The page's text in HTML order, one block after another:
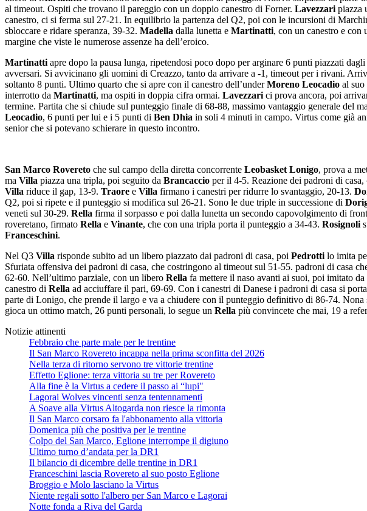
al timeout. Ospiti che trovano il pareggio con un doppio canestro di Forner. Lavezzari piazza
canestro, ci si ferma sul 27-21. In equilibrio la partenza del Q2, poi con le incursioni di
sbloccare e ridare speranza, 39-32. Madella dalla lunetta e Martinatti, con un canestro e
margine che viste le numerose assenze ha dell’eroico.
Martinatti apre dopo la pausa lunga, ripetendosi poco dopo per arginare 6 punti piazzati
avversari. Si avvicinano gli uomini di Creazzo, tanto da arrivare a -1, timeout per i rivani.
soltanto 8 punti. Ultimo quarto che si apre con il canestro dell’underMoreno Leocadio al suo
interrotto da Martinatti, ma ospiti in doppia cifra ormai. Lavezzari ci prova ancora, poi
termine. Partita che si chiude sul punteggio finale di 68-88, massimo vantaggio generale del
Leocadio, 6 punti per lui e i 5 punti di Ben Dhia in soli 4 minuti in campo. Virtus come già
senior che si potevano schierare in questo incontro.
San Marco Rovereto che sul campo della diretta concorrente Leobasket Lonigo, prova a
ma Villa piazza una tripla, poi seguito da Brancaccio per il 4-5. Reazione dei padroni di
Villa riduce il gap, 13-9. Traore e Villa firmano i canestri per ridurre lo svantaggio, 20-13.
Q2, poi si ripete e il punteggio si modifica sul 26-21. Sono le due triple in successione di
veneti sul 30-29. Rella firma il sorpasso e poi dalla lunetta un secondo capovolgimento di
roveretano, firmato Rella e Vinante, che con una tripla porta il punteggio a 34-43. Rosignoli
Franceschini.
Nel Q3 Villa risponde subito ad un libero piazzato dai padroni di casa, poi Pedrotti lo imita
Sfuriata offensiva dei padroni di casa, che costringono al timeout sul 51-55. padroni di casa
62-60. Nell’ultimo parziale, con un libero Rella fa mettere il naso avanti ai suoi, poi imitato da
canestro di Rella ad acciuffare il pari, 69-69. Con i canestri di Danese i padroni di casa si
parte di Lonigo, che prende il largo e va a chiudere con il punteggio definitivo di 86-74.
gioca un ottimo match, 26 punti personali, lo segue un Rella più convincete che mai, 19 a
Notizie attinenti
Febbraio che parte male per le trentine
Il San Marco Rovereto incappa nella prima sconfitta del 2026
Nella terza di ritorno servono tre vittorie trentine
Effetto Eglione: terza vittoria su tre per Rovereto
Alla fine è la Virtus a cedere il passo ai “lupi"
Lagorai Wolves vincenti senza tentennamenti
A Soave alla Virtus Altogarda non riesce la rimonta
Il San Marco corsaro fa l'abbonamento alla vittoria
Domenica più che positiva per le trentine
Colpo del San Marco, Eglione interrompe il digiuno
Ultimo turno d’andata per la DR1
Il bilancio di dicembre delle trentine in DR1
Franceschini lascia Rovereto al suo posto Eglione
Broggio e Molo lasciano la Virtus
Niente regali sotto l'albero per San Marco e Lagorai
Notte fonda a Riva del Garda